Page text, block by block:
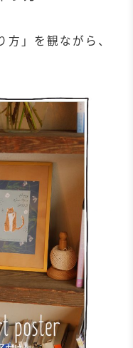
方」を観ながら、